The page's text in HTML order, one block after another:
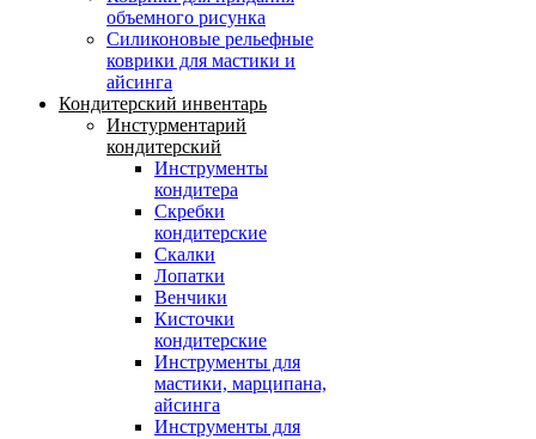
объемного рисунка
Силиконовые рельефные
коврики для мастики и
айсинга
Кондитерский инвентарь
Инстурментарий
кондитерский
Инструменты
кондитера
Скребки
кондитерские
Скалки
Лопатки
Венчики
Кисточки
кондитерские
Инструменты для
мастики, марципана,
айсинга
Инструменты для